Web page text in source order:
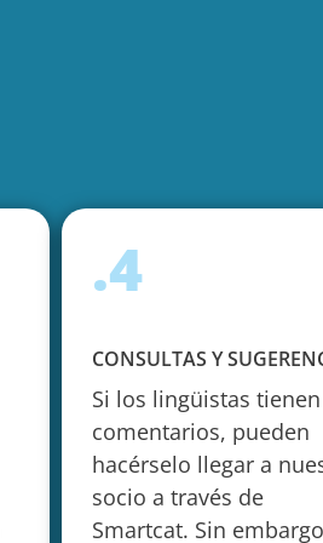
.4
CONSULTAS Y
Si los lingüistas tienen
comentarios, pueden
hacérselo llegar a
socio a través de
Smartcat. Sin